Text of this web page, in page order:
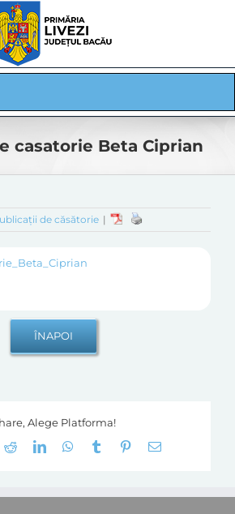
casatorie Beta Ciprian
de căsătorie |
Alege Platforma!
RedditLinkedInWhatsApp
Tumblr Pinterest
E-